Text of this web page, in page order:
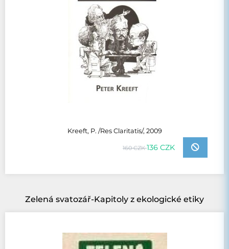
Kreeft, P. /Res Claritatis/, 2009
160 CZK136 CZK
Zelená svatozář-Kapitoly z ekologické etiky